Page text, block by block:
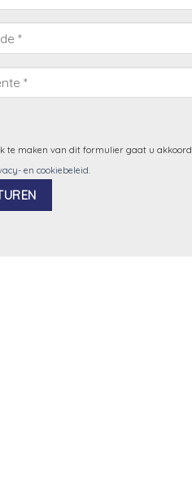
te maken van dit formulier gaat u akkoord
en cookiebeleid.